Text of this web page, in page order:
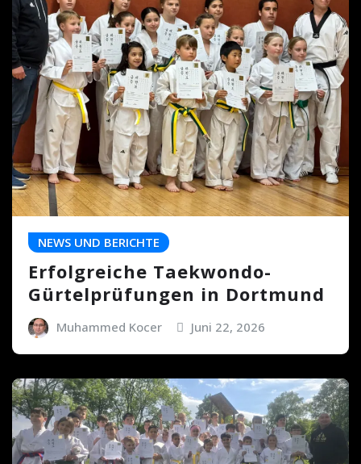
NEWS UND BERICHTE
Erfolgreiche Taekwondo-
Gürtelprüfungen in Dortmund
Muhammed Kocer Juni 22, 2026